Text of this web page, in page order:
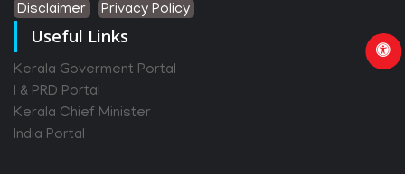
Disclaimer
Privacy Policy
Useful Links
Kerala Goverment Portal
I & PRD Portal
Kerala Chief Minister
India Portal